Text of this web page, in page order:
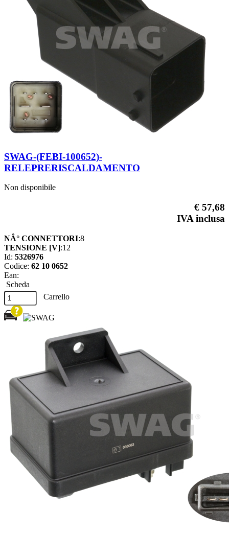
SWAG-(FEBI-100652)-
RELEPRERISCALDAMENTO
Non disponibile
€ 57,68
IVA inclusa
NÂ° CONNETTORI:8
TENSIONE [V]:12
Id: 5326976
Codice: 62 10 0652
Ean:
Scheda
Carrello